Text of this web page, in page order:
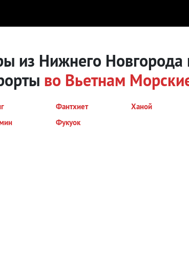
из Нижнего Новгорода
во Вьетнам
Фантхиет Ханой
Фукуок